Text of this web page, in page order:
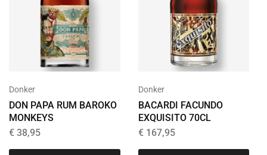
Donker
DON PAPA RUM BAROKO
MONKEYS
€ 38,95
Donker
BACARDI FACUNDO
EXQUISITO 70CL
€167,95